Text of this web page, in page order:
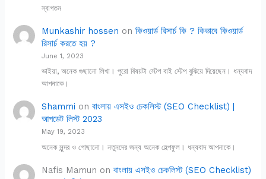
স্বাগতম
Munkashir hossen on কিওয়ার্ড রিসার্চ কি ? কিভাবে কিওয়ার্ড
রিসার্চ করতে হয় ?
June 1, 2023
ভাইয়া, অনেক গুছানো লিখা। পুরো বিষয়টা স্টেপ বাই স্টেপ বুঝিয়ে দিয়েছেন। ধন্যবাদ
আপনাকে।
Shammi on বাংলায় এসইও চেকলিস্ট (SEO Checklist) |
আপডেট লিস্ট 2023
May 19, 2023
অনেক সুন্দর ও গোছানো। নতুনদের জন্য অনেক হেল্পফুল। ধন্যবাদ আপনাকে।
Nafis Mamun on বাংলায় এসইও চেকলিস্ট (SEO Checklist)